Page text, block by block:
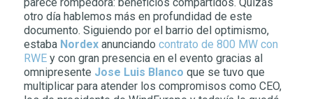
otro día hablemos más en profundidad de este
documento. Siguiendo por el barrio del optimismo,
estaba Nordex anunciando contrato de 800 MW con
RWEy con gran presencia en el evento gracias al
omnipresente Jose Luis Blanco que se tuvo que
multiplicar para atender los compromisos como CEO,